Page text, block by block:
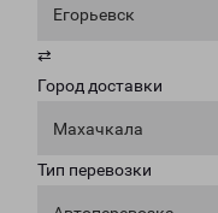
Егорьевск
⇄
Город доставки
Махачкала
Тип перевозки